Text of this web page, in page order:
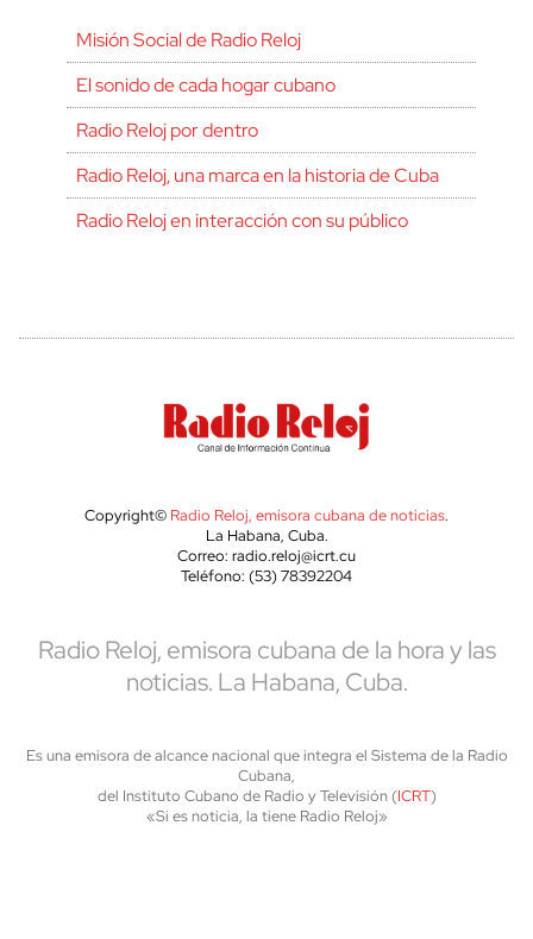
Misión Social de Radio Reloj
El sonido de cada hogar cubano
Radio Reloj por dentro
Radio Reloj, una marca en la historia de Cuba
Radio Reloj en interacción con su público
Copyright© Radio Reloj, emisora cubana de noticias.
La Habana, Cuba.
Correo: radio.reloj@icrt.cu
Teléfono: (53) 78392204
Radio Reloj, emisora cubana de la hora y las
noticias. La Habana, Cuba.
Es una emisora de alcance nacional que integra el Sistema de la Radio
Cubana,
del Instituto Cubano de Radio y Televisión (ICRT)
«Si es noticia, la tiene Radio Reloj»